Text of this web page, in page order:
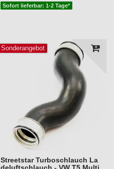
Sofort lieferbar: 1-2 Tage*
Sonderangebot
Streetstar Turboschlauch La